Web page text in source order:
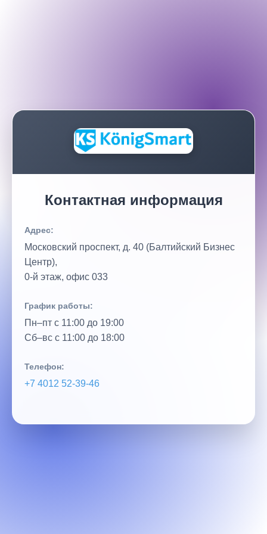
Контактная информация
Адрес:
Московский проспект, д. 40 (Балтийский Бизнес
Центр),
0‑й этаж, офис 033
График работы:
Пн–пт с 11:00 до 19:00
Сб–вс с 11:00 до 18:00
Телефон:
+7 4012 52‑39‑46